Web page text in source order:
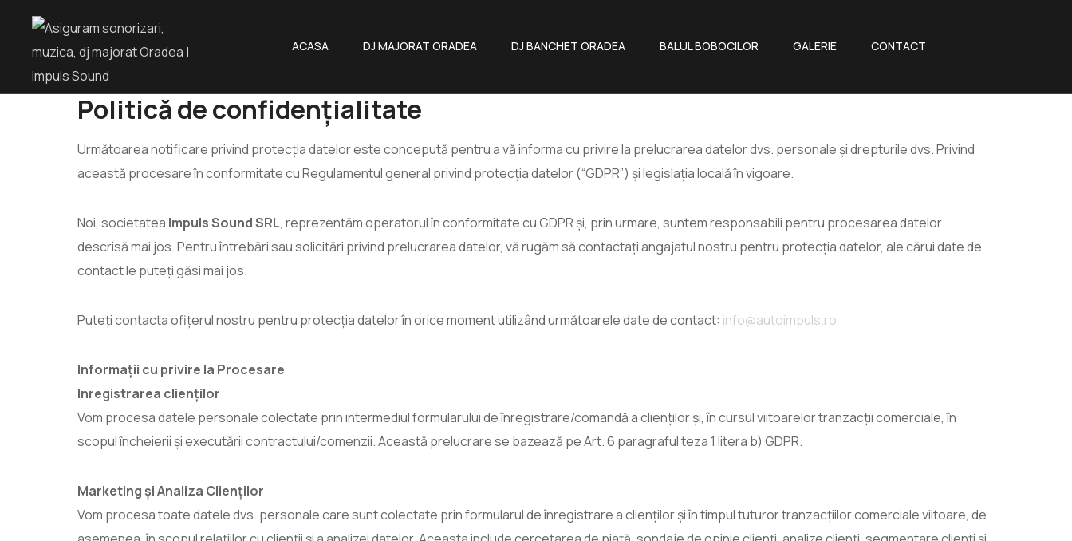
ACASA DJ MAJORAT ORADEA DJ BANCHET ORADEA BALUL BOBOCILOR GALERIE CONTACT
Politică de confidențialitate
Următoarea notificare privind protecția datelor este concepută pentru a vă informa cu privire la prelucrarea datelor dvs. personale și drepturile dvs. Privind
această procesare în conformitate cu Regulamentul general privind protecția datelor (“GDPR”) și legislația locală în vigoare.
Noi, societatea Impuls Sound SRL, reprezentăm operatorul în conformitate cu GDPR și, prin urmare, suntem responsabili pentru procesarea datelor
descrisă mai jos. Pentru întrebări sau solicitări privind prelucrarea datelor, vă rugăm să contactați angajatul nostru pentru protecția datelor, ale cărui date de
contact le puteți găsi mai jos.
Puteți contacta ofițerul nostru pentru protecția datelor în orice moment utilizând următoarele date de contact: info@autoimpuls.ro
Informaţii cu privire la Procesare
Inregistrarea clienților
Vom procesa datele personale colectate prin intermediul formularului de înregistrare/comandă a clienților și, în cursul viitoarelor tranzacții comerciale, în
scopul încheierii și executării contractului/comenzii. Această prelucrare se bazează pe Art. 6 paragraful teza 1 litera b) GDPR.
Marketing și Analiza Clienților
Vom procesa toate datele dvs. personale care sunt colectate prin formularul de înregistrare a clienților și în timpul tuturor tranzacțiilor comerciale viitoare, de